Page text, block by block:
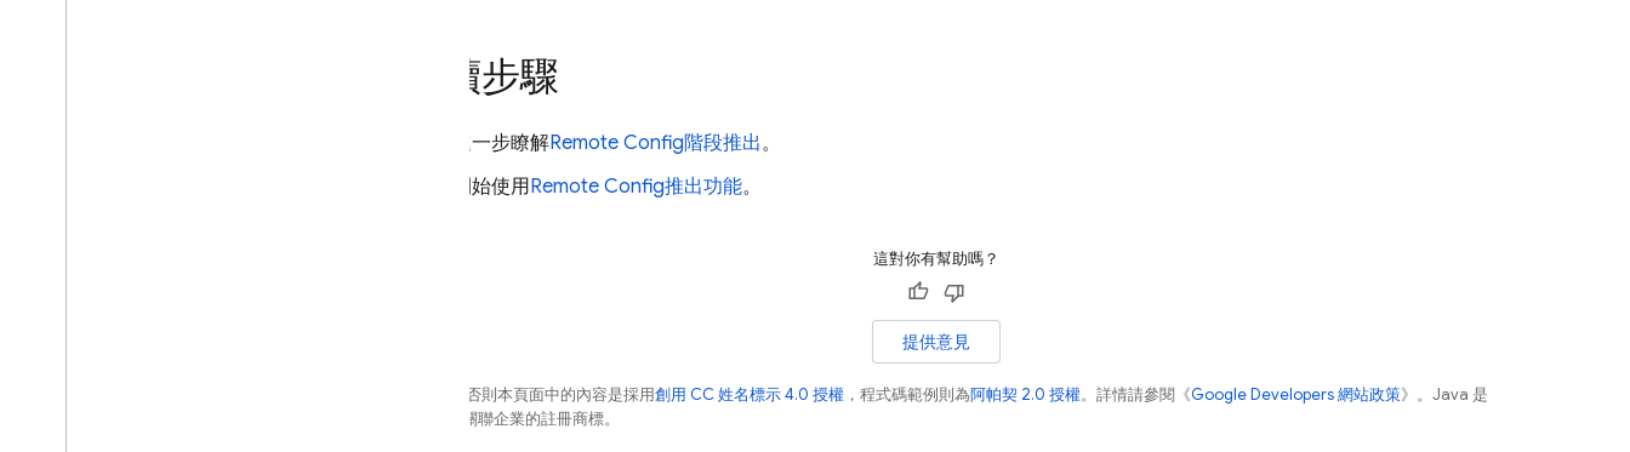
後續步驟
進一步瞭解Remote Config階段推出。
開始使用Remote Config推出功能。
這對你有幫助嗎？
提供意見
除非另有註明，否則本頁面中的內容是採用創用 CC 姓名標示 4.0 授權 ，程式碼範例則為阿帕契 2.0 授權。詳情請參閱《Google Developers 網站政策》。Java 是
Oracle 和/或其關聯企業的註冊商標。